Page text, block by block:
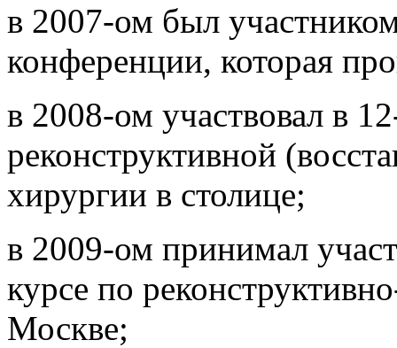
в 2007-ом был
конференции, которая
в 2008-ом участвовал в
реконструктивной
хирургии в столице;
в 2009-ом принимал
курсе по
Москве;